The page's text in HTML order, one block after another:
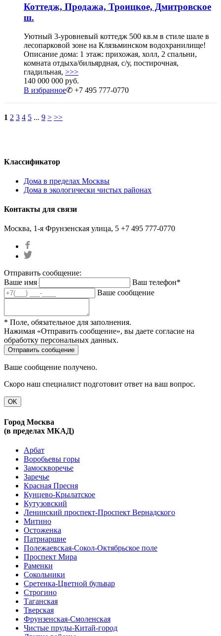
Коттедж, Продажа, Троицкое, Дмитровское
ш.
Уютный 3-уровневый коттедж 500 кв.м в стиле шале в
лесопарковой зоне на Клязьминском водохранилище!
Описание дома: 1 этаж: прихожая, холл, 2 спальни,
комната отдыха/бильярдная, с/у, постирочная,
гладильная, >>>
140 000 000 руб.
В избранное✆ +7 495 777-0770
1 2 3 4 5 ... 9 > >>
Классификатор
Дома в пределах Москвы
Дома в экологически чистых районах
Контакты для связи
Москва, 1-я Фрунзенская улица, 5 +7 495 777-0770
Отправить сообщение:
Ваше имя
Ваш телефон*
Ваше сообщение
* Поле, обязательное для заполнения.
Нажимая «Отправить сообщение», вы даете согласие на
обработку персональных данных.
Ваше сообщение получено.
Скоро наш специалист подготовит ответ на ваш вопрос.
OK
Город Москва
(в пределах МКАД)
Арбат
Воробьевы горы
Замоскворечье
Заречье
Красная Пресня
Кунцево-Крылатское
Кутузовский
Ленинский проспект-Проспект Вернадского
Митино
Остоженка
Патриаршие
Полежаевская-Сокол-Октябрьское поле
Проспект Мира
Раменки
Сокольники
Сретенка-Цветной бульвар
Строгино
Таганская
Тверская
Фрунзенская-Смоленская
Чистые пруды-Китай-город